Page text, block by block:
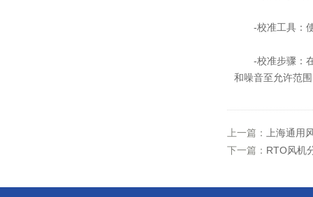
-校准工具：使
-校准步骤：在
和噪音至允许范
上一篇：
上海通用
下一篇： RTO风机